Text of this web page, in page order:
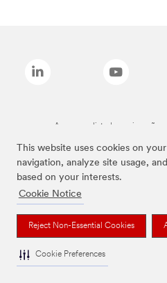
This website uses cookies on
navigation, analyze site usage,
based on your interests.
Cookie Notice
Reject Non-Essential Cookies
Cookie Preferences
As marcas listadas a cima são